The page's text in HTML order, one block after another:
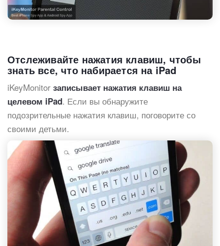
Отслеживайте нажатия клавиш, чтобы
знать все, что набирается на iPad
iKeyMonitor записывает нажатия клавиш на
целевом iPad. Если вы обнаружите
подозрительные нажатия клавиш, поговорите со
своими детьми.